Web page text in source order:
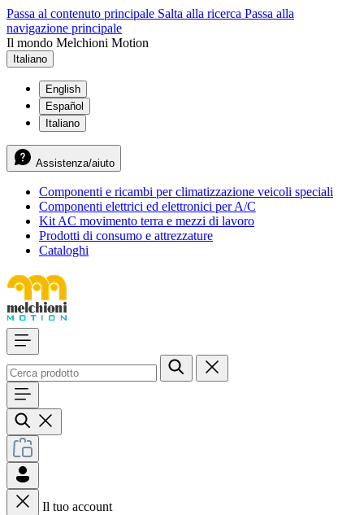
Passa al contenuto principale Salta alla ricerca Passa alla
navigazione principale
Il mondo Melchioni Motion
Italiano
English
Español
Italiano
Assistenza/aiuto
Componenti e ricambi per climatizzazione veicoli speciali
Componenti elettrici ed elettronici per A/C
Kit AC movimento terra e mezzi di lavoro
Prodotti di consumo e attrezzature
Cataloghi
Il tuo account